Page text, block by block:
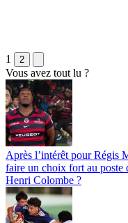
1 2
Vous avez tout lu ?
Après l’intérêt pour Régis
faire un choix fort au poste
Henri Colombe ?